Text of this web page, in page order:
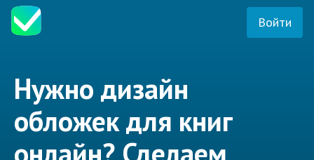
Войти
Нужно дизайн
обложек для книг